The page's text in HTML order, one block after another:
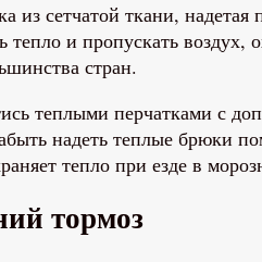
из сетчатой ткани,
тепло и пропускать
стран.
теплыми перчатками с
надеть теплые брюки
тепло при езде в
тормоз